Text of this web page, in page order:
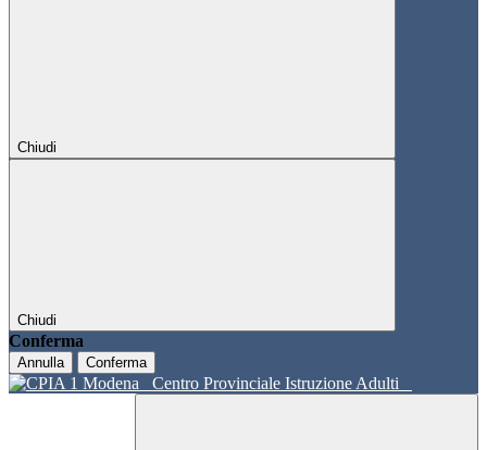
Chiudi
Chiudi
Conferma
Annulla Conferma
Centro Provinciale Istruzione Adulti